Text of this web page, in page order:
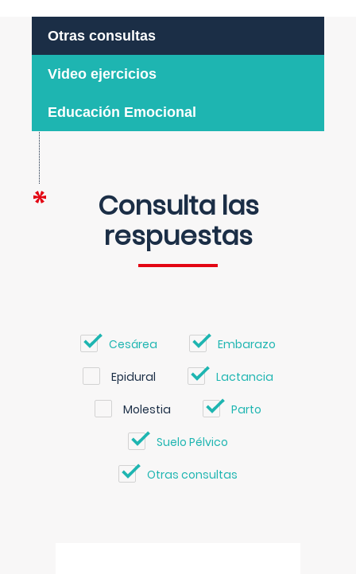
Otras consultas
Video ejercicios
Educación Emocional
Consulta las
respuestas
Cesárea Embarazo
Epidural Lactancia
Molestia Parto
Suelo Pélvico
Otras consultas